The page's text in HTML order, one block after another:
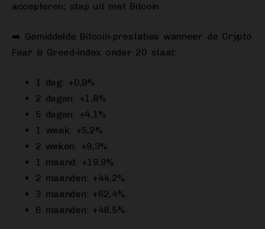
accepteren; stap uit met Bitcoin.
➡️ Gemiddelde Bitcoin-prestaties wanneer de Crypto
Fear & Greed-index onder 20 staat:
1 dag: +0,9%
2 dagen: +1,8%
5 dagen: +4,1%
1 week: +5,2%
2 weken: +9,3%
1 maand: +19,9%
2 maanden: +44,2%
3 maanden: +62,4%
6 maanden: +48,5%